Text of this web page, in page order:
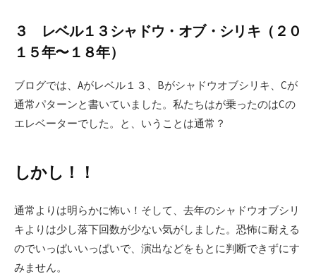
３ レベル１３シャドウ・オブ・シリキ（２０
１５年〜１８年）
ブログでは、Aがレベル１３、Bがシャドウオブシリキ、Cが
通常パターンと書いていました。私たちはが乗ったのはCの
エレベーターでした。と、いうことは通常？
しかし！！
通常よりは明らかに怖い！そして、去年のシャドウオブシリ
キよりは少し落下回数が少ない気がしました。恐怖に耐える
のでいっぱいいっぱいで、演出などをもとに判断できずにす
みません。